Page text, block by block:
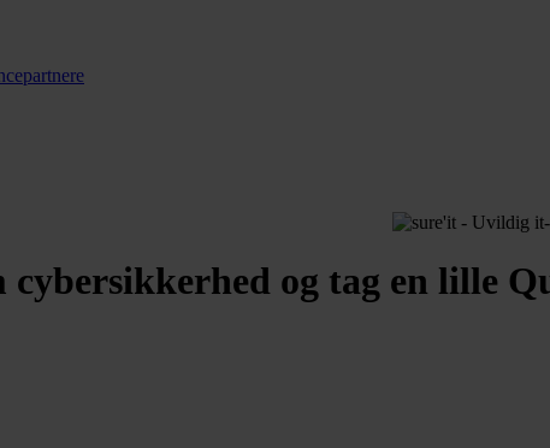
cybersikkerhed og tag en lille